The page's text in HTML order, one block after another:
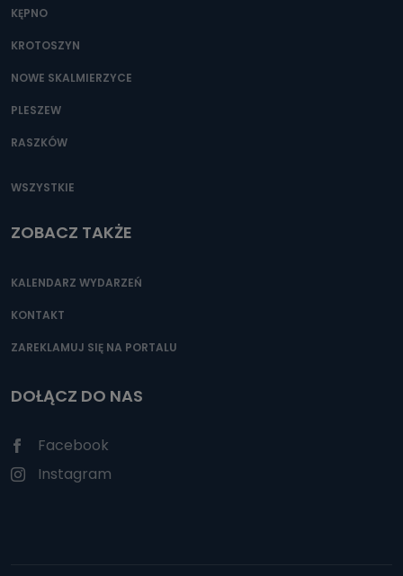
KĘPNO
KROTOSZYN
NOWE SKALMIERZYCE
PLESZEW
RASZKÓW
WSZYSTKIE
ZOBACZ TAKŻE
KALENDARZ WYDARZEŃ
KONTAKT
ZAREKLAMUJ SIĘ NA PORTALU
DOŁĄCZ DO NAS
Facebook
Instagram